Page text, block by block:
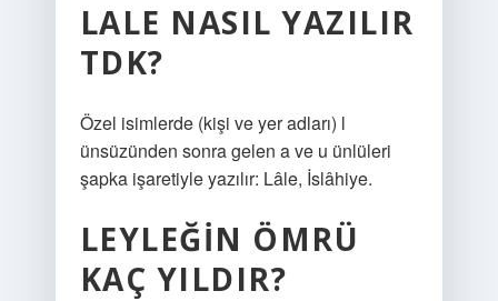
LALE NASIL YAZILIR
TDK?
Özel isimlerde (kişi ve yer adları) l
ünsüzünden sonra gelen a ve u ünlüleri
şapka işaretiyle yazılır: Lâle, İslâhiye.
LEYLEĞIN ÖMRÜ
KAÇ YILDIR?